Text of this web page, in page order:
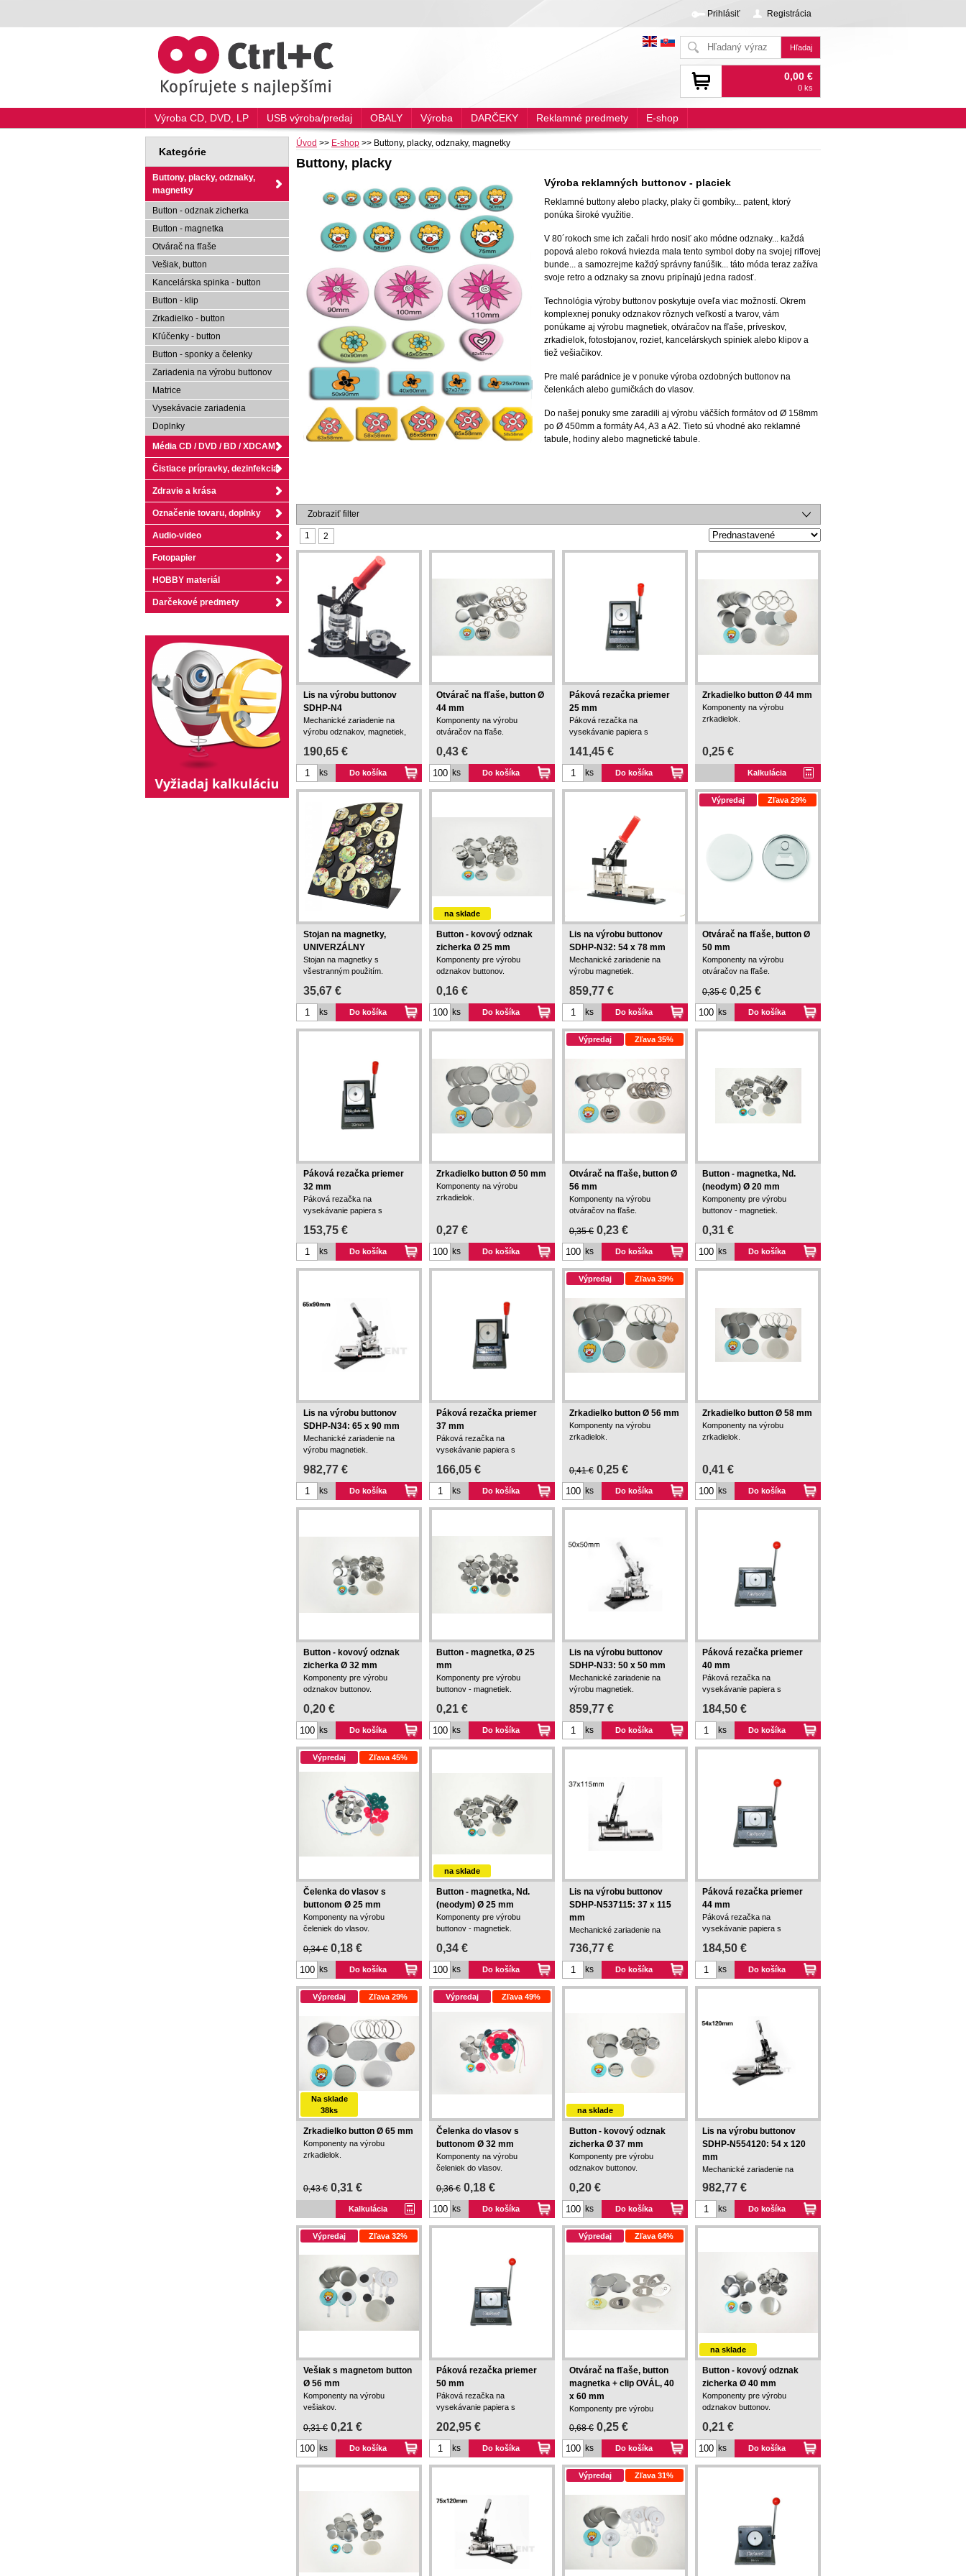
Prihlásiť Registrácia
0,00 €
0 ks
Úvod >> E-shop >> Buttony, placky, odznaky, magnetky
Buttony, placky
Výroba reklamných buttonov - placiek
Reklamné buttony alebo placky, plaky či gombíky... patent, ktorý
ponúka široké využitie.
V 80´rokoch sme ich začali hrdo nosiť ako módne odznaky... každá
popová alebo roková hviezda mala tento symbol doby na svojej rifľovej
bunde... a samozrejme každý správny fanúšik... táto móda teraz zažíva
svoje retro a odznaky sa znovu pripínajú jedna radosť.
Technológia výroby buttonov poskytuje oveľa viac možností. Okrem
komplexnej ponuky odznakov rôznych veľkostí a tvarov, vám
ponúkame aj výrobu magnetiek, otváračov na fľaše, príveskov,
zrkadielok, fotostojanov, roziet, kancelárskych spiniek alebo klipov a
tiež vešiačikov.
Pre malé parádnice je v ponuke výroba ozdobných buttonov na
čelenkách alebo gumičkách do vlasov.
Do našej ponuky sme zaradili aj výrobu väčších formátov od Ø 158mm
po Ø 450mm a formáty A4, A3 a A2. Tieto sú vhodné ako reklamné
tabule, hodiny alebo magnetické tabule.
Zobraziť filter
1 2
Lis na výrobu buttonov
SDHP-N4
Mechanické zariadenie na
výrobu odznakov, magnetiek,
190,65 €
Do košíka
ks
Otvárač na fľaše, button Ø
44 mm
Komponenty na výrobu
otváračov na fľaše.
0,43 €
Do košíka
ks
Páková rezačka priemer
25 mm
Páková rezačka na
vysekávanie papiera s
141,45 €
Do košíka
ks
Zrkadielko button Ø 44 mm
Komponenty na výrobu
zrkadielok.
0,25 €
Kalkulácia
Stojan na magnetky,
UNIVERZÁLNY
Stojan na magnetky s
všestranným použitím.
35,67 €
Do košíka
ks
na sklade
Button - kovový odznak
zicherka Ø 25 mm
Komponenty pre výrobu
odznakov buttonov.
0,16 €
Do košíka
ks
Lis na výrobu buttonov
SDHP-N32: 54 x 78 mm
Mechanické zariadenie na
výrobu magnetiek.
859,77 €
Do košíka
ks
Výpredaj Zľava 29%
Otvárač na fľaše, button Ø
50 mm
Komponenty na výrobu
otváračov na fľaše.
0,35 € 0,25 €
Do košíka
ks
Páková rezačka priemer
32 mm
Páková rezačka na
vysekávanie papiera s
153,75 €
Do košíka
ks
Zrkadielko button Ø 50 mm
Komponenty na výrobu
zrkadielok.
0,27 €
Do košíka
ks
Výpredaj Zľava 35%
Otvárač na fľaše, button Ø
56 mm
Komponenty na výrobu
otváračov na fľaše.
0,35 € 0,23 €
Do košíka
ks
Button - magnetka, Nd.
(neodym) Ø 20 mm
Komponenty pre výrobu
buttonov - magnetiek.
0,31 €
Do košíka
ks
Lis na výrobu buttonov
SDHP-N34: 65 x 90 mm
Mechanické zariadenie na
výrobu magnetiek.
982,77 €
Do košíka
ks
Páková rezačka priemer
37 mm
Páková rezačka na
vysekávanie papiera s
166,05 €
Do košíka
ks
Výpredaj Zľava 39%
Zrkadielko button Ø 56 mm
Komponenty na výrobu
zrkadielok.
0,41 € 0,25 €
Do košíka
ks
Zrkadielko button Ø 58 mm
Komponenty na výrobu
zrkadielok.
0,41 €
Do košíka
ks
Button - kovový odznak
zicherka Ø 32 mm
Komponenty pre výrobu
odznakov buttonov.
0,20 €
Do košíka
ks
Button - magnetka, Ø 25
mm
Komponenty pre výrobu
buttonov - magnetiek.
0,21 €
Do košíka
ks
Lis na výrobu buttonov
SDHP-N33: 50 x 50 mm
Mechanické zariadenie na
výrobu magnetiek.
859,77 €
Do košíka
ks
Páková rezačka priemer
40 mm
Páková rezačka na
vysekávanie papiera s
184,50 €
Do košíka
ks
Výpredaj Zľava 45%
Čelenka do vlasov s
buttonom Ø 25 mm
Komponenty na výrobu
čeleniek do vlasov.
0,34 € 0,18 €
Do košíka
ks
na sklade
Button - magnetka, Nd.
(neodym) Ø 25 mm
Komponenty pre výrobu
buttonov - magnetiek.
0,34 €
Do košíka
ks
Lis na výrobu buttonov
SDHP-N537115: 37 x 115
mm
Mechanické zariadenie na
736,77 €
Do košíka
ks
Páková rezačka priemer
44 mm
Páková rezačka na
vysekávanie papiera s
184,50 €
Do košíka
ks
Výpredaj Zľava 29%
Na sklade
38ks
Zrkadielko button Ø 65 mm
Komponenty na výrobu
zrkadielok.
0,43 € 0,31 €
Kalkulácia
Výpredaj Zľava 49%
Čelenka do vlasov s
buttonom Ø 32 mm
Komponenty na výrobu
čeleniek do vlasov.
0,36 € 0,18 €
Do košíka
ks
na sklade
Button - kovový odznak
zicherka Ø 37 mm
Komponenty pre výrobu
odznakov buttonov.
0,20 €
Do košíka
ks
Lis na výrobu buttonov
SDHP-N554120: 54 x 120
mm
Mechanické zariadenie na
982,77 €
Do košíka
ks
Výpredaj Zľava 32%
Vešiak s magnetom button
Ø 56 mm
Komponenty na výrobu
vešiakov.
0,31 € 0,21 €
Do košíka
ks
Páková rezačka priemer
50 mm
Páková rezačka na
vysekávanie papiera s
202,95 €
Do košíka
ks
Výpredaj Zľava 64%
Otvárač na fľaše, button
magnetka + clip OVÁL, 40
x 60 mm
Komponenty pre výrobu
0,68 € 0,25 €
Do košíka
ks
na sklade
Button - kovový odznak
zicherka Ø 40 mm
Komponenty pre výrobu
odznakov buttonov.
0,21 €
Do košíka
ks
Výpredaj Zľava 31%
Kategórie
Buttony, placky, odznaky,
magnetky
Button - odznak zicherka
Button - magnetka
Otvárač na fľaše
Vešiak, button
Kancelárska spinka - button
Button - klip
Zrkadielko - button
Kľúčenky - button
Button - sponky a čelenky
Zariadenia na výrobu buttonov
Matrice
Vysekávacie zariadenia
Doplnky
Média CD / DVD / BD / XDCAM
Čistiace prípravky, dezinfekcia
Zdravie a krása
Označenie tovaru, doplnky
Audio-video
Fotopapier
HOBBY materiál
Darčekové predmety
Výroba CD, DVD, LP USB výroba/predaj OBALY Výroba DARČEKY Reklamné predmety E-shop